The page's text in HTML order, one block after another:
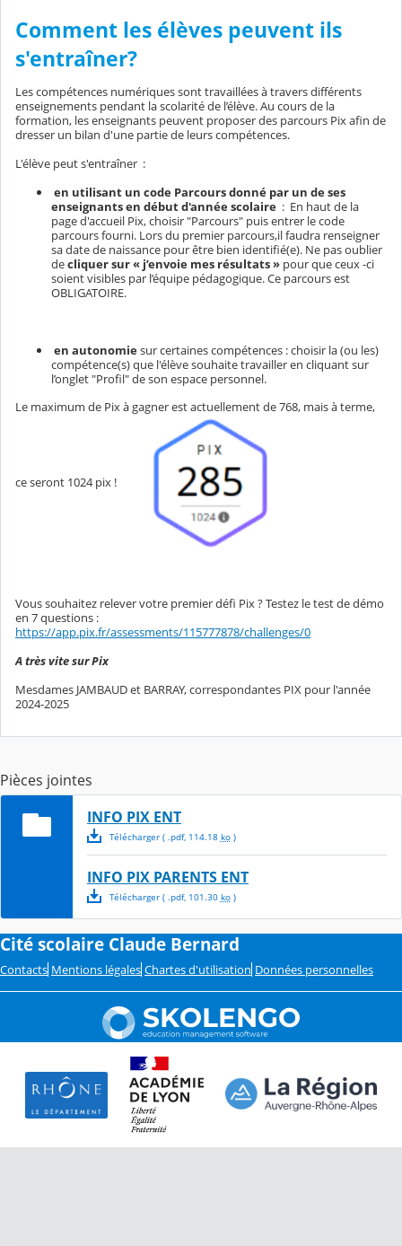
Comment les élèves peuvent ils
s'entraîner?
Les compétences numériques sont travaillées à travers différents
enseignements pendant la scolarité de l’élève. Au cours de la
formation, les enseignants peuvent proposer des parcours Pix afin de
dresser un bilan d'une partie de leurs compétences.
L'élève peut s'entraîner :
en utilisant un code Parcours donné par un de ses
enseignants en début d'année scolaire : En haut de la
page d'accueil Pix, choisir "Parcours" puis entrer le code
parcours fourni. Lors du premier parcours,il faudra renseigner
sa date de naissance pour être bien identifié(e). Ne pas oublier
decliquer sur « j’envoie mes résultats » pour que ceux -ci
soient visibles par l’équipe pédagogique. Ce parcours est
OBLIGATOIRE.
en autonomiesur certaines compétences : choisir la (ou les)
compétence(s) que l'élève souhaite travailler en cliquant sur
l’onglet "Profil" de son espace personnel.
Le maximum de Pix à gagner est actuellement de 768, mais à terme,
ce seront 1024 pix !
Vous souhaitez relever votre premier défi Pix ? Testez le test de démo
en 7 questions :
https://app.pix.fr/assessments/115777878/challenges/0
A très vite sur Pix
Mesdames JAMBAUD et BARRAY, correspondantes PIX pour l'année
2024-2025
Pièces jointes
INFO PIX ENT
Télécharger( .pdf, 114.18 ko)
INFO PIX PARENTS ENT
Télécharger( .pdf, 101.30 ko)
Cité scolaire Claude Bernard
Contacts Mentions légales Chartes d'utilisation Données personnelles